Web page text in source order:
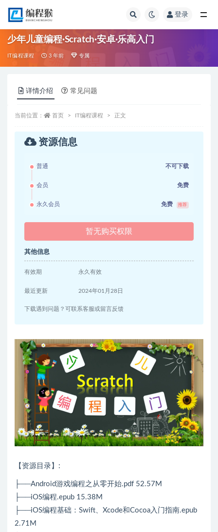
登录
少年儿童编程·Scratch·安卓·乐高入门
IT编程课程 3 年前 专属
详情介绍 常见问题
当前位置： 首页 IT编程课程 正文
资源信息
普通 不可下载
会员 免费
永久会员 免费 推荐
暂无购买权限
其他信息
有效期 永久有效
最近更新 2024年01月28日
下载遇到问题？可联系客服或留言反馈
【资源目录】:
├──Android游戏编程之从零开始.pdf 52.57M
├──iOS编程.epub 15.38M
├──iOS编程基础：Swift、Xcode和Cocoa入门指南.epub
2.71M